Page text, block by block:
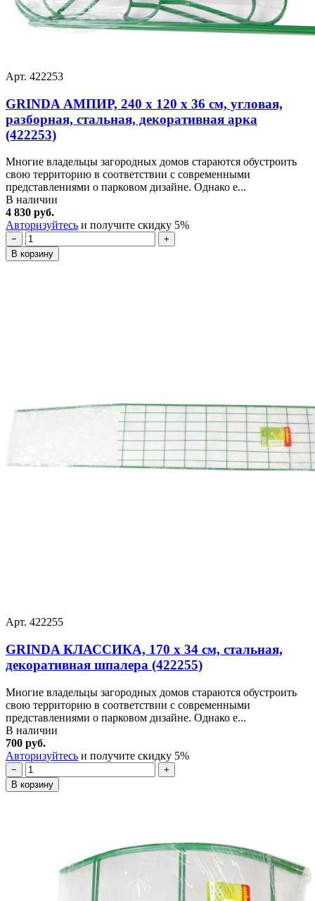
Арт. 422253
GRINDA АМПИР, 240 х 120 х 36 см, угловая,
разборная, стальная, декоративная арка
(422253)
Многие владельцы загородных домов стараются обустроить
свою территорию в соответствии с современными
представлениями о парковом дизайне. Однако е...
В наличии
4 830 руб.
Авторизуйтесь и получите скидку 5%
−
+
В корзину
Арт. 422255
GRINDA КЛАССИКА, 170 х 34 см, стальная,
декоративная шпалера (422255)
Многие владельцы загородных домов стараются обустроить
свою территорию в соответствии с современными
представлениями о парковом дизайне. Однако е...
В наличии
700 руб.
Авторизуйтесь и получите скидку 5%
−
+
В корзину